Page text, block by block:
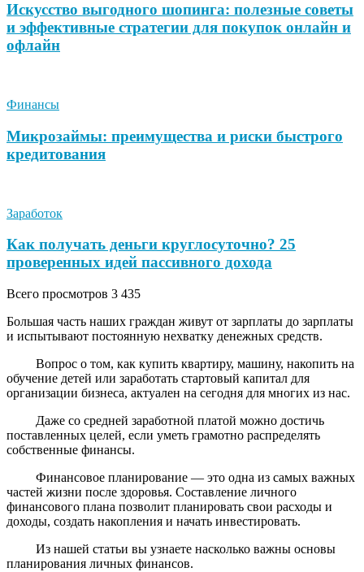
Искусство выгодного шопинга: полезные советы
и эффективные стратегии для покупок онлайн и
офлайн
Финансы
Микрозаймы: преимущества и риски быстрого
кредитования
Заработок
Как получать деньги круглосуточно? 25
проверенных идей пассивного дохода
Всего просмотров 3 435
Большая часть наших граждан живут от зарплаты до зарплаты
и испытывают постоянную нехватку денежных средств.
Вопрос о том, как купить квартиру, машину, накопить на
обучение детей или заработать стартовый капитал для
организации бизнеса, актуален на сегодня для многих из нас.
Даже со средней заработной платой можно достичь
поставленных целей, если уметь грамотно распределять
собственные финансы.
Финансовое планирование — это одна из самых важных
частей жизни после здоровья. Составление личного
финансового плана позволит планировать свои расходы и
доходы, создать накопления и начать инвестировать.
Из нашей статьи вы узнаете насколько важны основы
планирования личных финансов.